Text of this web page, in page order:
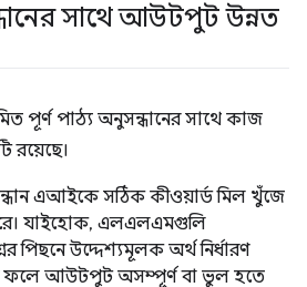
সাথে আউটপুট উন্নত
পূর্ণ পাঠ্য অনুসন্ধানের সাথে কাজ
রয়েছে।
এআইকে সঠিক কীওয়ার্ড মিল খুঁজে
যাইহোক, এলএলএমগুলি
পিছনে উদ্দেশ্যমূলক অর্থ নির্ধারণ
ফলে আউটপুট অসম্পূর্ণ বা ভুল হতে